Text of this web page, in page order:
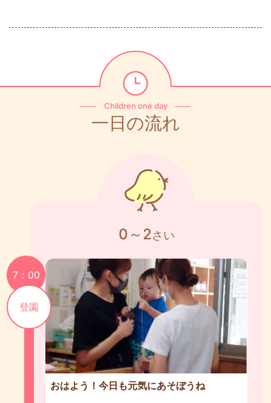
Children one day
一日の流れ
0～2さい
7：00
登園
おはよう！今日も元気にあそぼうね